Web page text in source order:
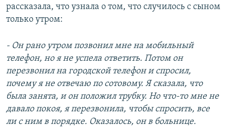
рассказала, что узнала о том, что случилось с сыном
только утром:
- Он рано утром позвонил мне на мобильный
телефон, но я не успела ответить. Потом он
перезвонил на городской телефон и спросил,
почему я не отвечаю по сотовому. Я сказала, что
была занята, и он положил трубку. Но что-то мне не
давало покоя, я перезвонила, чтобы спросить, все
ли с ним в порядке. Оказалось, он в больнице.